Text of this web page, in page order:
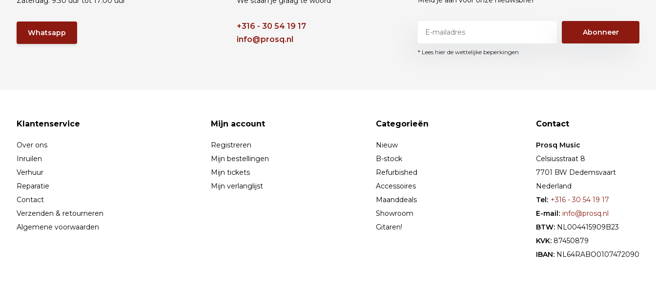
Whatsapp
+316 - 30 54 19 17
info@prosq.nl
Abonneer
* Lees hier de wettelijke beperkingen
Klantenservice
Over ons
Inruilen
Verhuur
Reparatie
Contact
Verzenden & retourneren
Algemene voorwaarden
Mijn account
Registreren
Mijn bestellingen
Mijn tickets
Mijn verlanglijst
Categorieën
Nieuw
B-stock
Refurbished
Accessoires
Maanddeals
Showroom
Gitaren!
Contact
Prosq Music
Celsiusstraat 8
7701 BW Dedemsvaart
Nederland
Tel: +316 - 30 54 19 17
E-mail: info@prosq.nl
BTW: NL004415909B23
KVK: 87450879
IBAN: NL64RABO0107472090